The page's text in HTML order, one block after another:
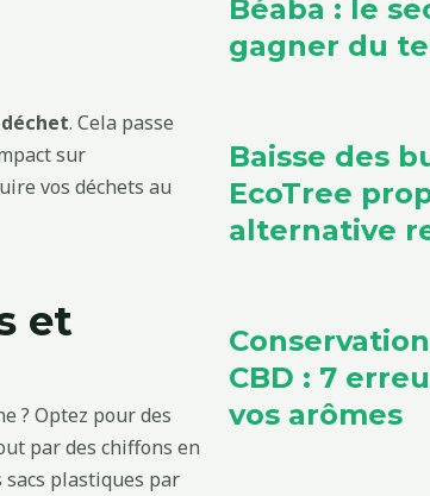
. Cela passe
sur
vos déchets au
et
? Optez pour des
par des chiffons en
plastiques par
Béaba : le
gagner du
Baisse des
EcoTree
alternative
CBD : 7
vos arômes